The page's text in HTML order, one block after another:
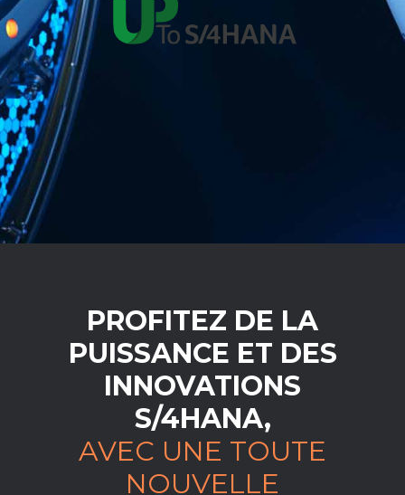
PROFITEZ DE LA
PUISSANCE ET DES
INNOVATIONS
S/4HANA,
AVEC UNE TOUTE
NOUVELLE